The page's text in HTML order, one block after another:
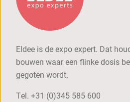
Eldee is de expo expert. Dat
bouwen waar een flinke dosis
gegoten wordt.
Tel. +31 (0)345 585 600